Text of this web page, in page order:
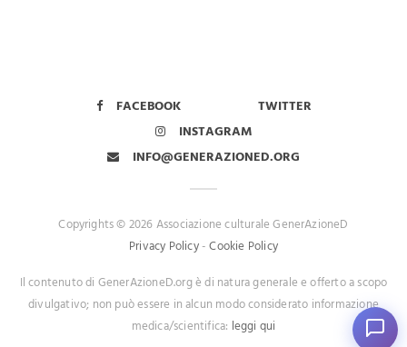
FACEBOOK
TWITTER
INSTAGRAM
INFO@GENERAZIONED.ORG
Copyrights © 2026 Associazione culturale GenerAzioneD
Privacy Policy-Cookie Policy
Il contenuto di GenerAzioneD.org è di natura generale e offerto a scopo
divulgativo; non può essere in alcun modo considerato informazione
medica/scientifica: leggi qui